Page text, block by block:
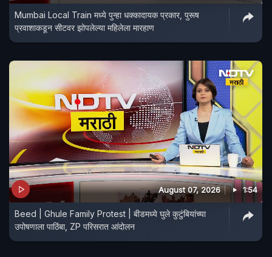
Mumbai Local Train मध्ये पुन्हा धक्कादायक प्रकार, पुरूष
प्रवाशाकडून सीटवर झोपलेल्या महिलेला मारहाण
August 07, 2026 1:54
Beed | Ghule Family Protest | बीडमध्ये घुले कुटुंबियांच्या
उपोषणाला पाठिंबा, ZP परिसरात आंदोलन